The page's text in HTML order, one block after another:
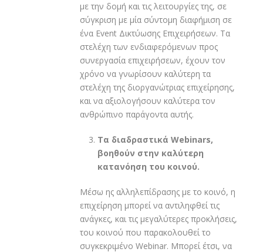
με την δομή και τις λειτουργίες της, σε
σύγκριση με μία σύντομη διαφήμιση σε
ένα Event Δικτύωσης Επιχειρήσεων. Τα
στελέχη των ενδιαφερόμενων προς
συνεργασία επιχειρήσεων, έχουν τον
χρόνο να γνωρίσουν καλύτερη τα
στελέχη της διοργανώτριας επιχείρησης,
και να αξιολογήσουν καλύτερα τον
ανθρώπινο παράγοντα αυτής.
Τα διαδραστικά Webinars,
βοηθούν στην καλύτερη
κατανόηση του κοινού.
Μέσω ης αλληλεπίδρασης με το κοινό, η
επιχείρηση μπορεί να αντιληφθεί τις
ανάγκες, και τις μεγαλύτερες προκλήσεις,
του κοινού που παρακολουθεί το
συγκεκριμένο Webinar. Μπορεί έτσι, να